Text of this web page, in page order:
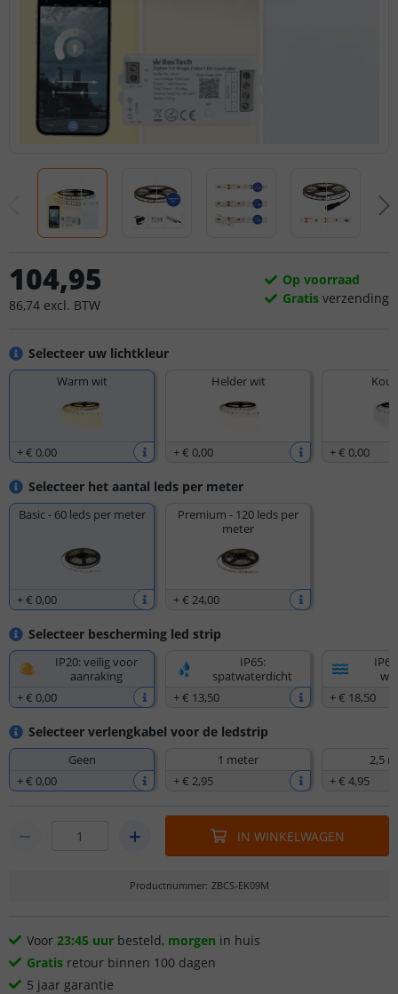
Selecteer uw lichtkleur
Warm wit
+€ 0,00
Helder wit
+€ 0,00 +€ 0,00
Selecteer het aantal leds per meter
Basic - 60 leds per meter
+€ 0,00
Premium - 120 leds per
meter
+€ 24,00
Selecteer bescherming led strip
IP20: veilig voor
aanraking
+€ 0,00
IP65:
spatwaterdicht
+€ 13,50
+€ 18,50
Selecteer verlengkabel voor de ledstrip
Geen
+€ 0,00
1 meter
+€ 2,95
2,5
+€ 4,95
104,95
86,74 excl. BTW
Op voorraad
Gratis verzending
IN WINKELWAGEN
Productnummer: ZBCS-EK09M
Voor 23:45 uur besteld, morgen in huis
Gratis retour binnen 100 dagen
5 jaar garantie